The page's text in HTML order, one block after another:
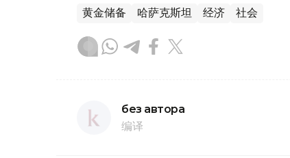
黄金储备 哈萨克斯坦 经济 社会
без автора
编译